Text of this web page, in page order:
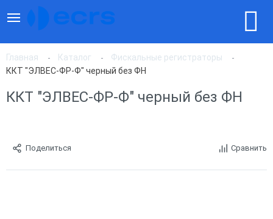
Главная Каталог
Фискальные регистраторы
ККТ "ЭЛВЕС-ФР-Ф" черный без ФН
ККТ "ЭЛВЕС-ФР-Ф" черный без ФН
Поделиться Сравнить